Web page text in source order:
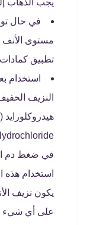
يجب الذهاب
في حال
مستوى
تطبيق
استخدام
النزيف
في ضغط دم
استخدام هذه
يكون نزيف
على أي شيء